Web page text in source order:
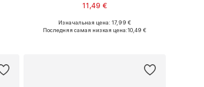
11,49 €
Доступные размеры: One Size
Изначальная цена: 17,99 €
Последняя самая низкая цена:10,49 €